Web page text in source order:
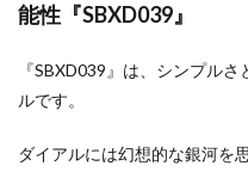
能性『SBXD039』
『SBXD039』は、シンプル
ルです。
ダイアルには幻想的な銀河を